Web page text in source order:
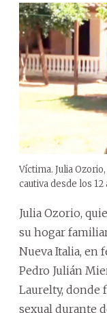
Víctima. Julia
cautiva desde los 12
Julia Ozorio,
su hogar
Nueva Italia, en
Pedro Julián
Laurelty, donde
sexual durante